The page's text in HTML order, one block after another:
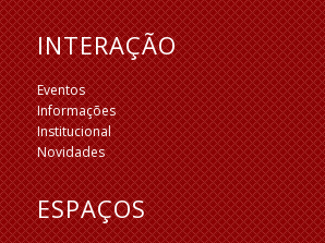
INTERAÇÃO
Eventos
Informações
Institucional
Novidades
ESPAÇOS